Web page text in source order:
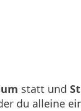
statt und
du alleine